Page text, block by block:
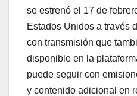
se estrenó el 17 de
Estados Unidos a través
con transmisión que
disponible en la
puede seguir con
y contenido adicional en